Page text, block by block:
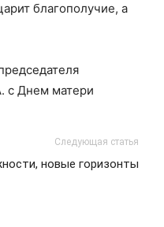
благополучие, а
с Днем матери
Следующая статья
новые горизонты